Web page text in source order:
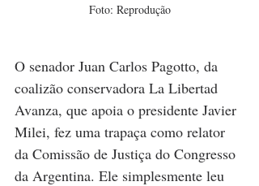
Foto: Reprodução
O senador Juan Carlos Pagotto, da
coalizão conservadora La Libertad
Avanza, que apoia o presidente Javier
Milei, fez uma trapaça como relator
da Comissão de Justiça do Congresso
da Argentina. Ele simplesmente leu